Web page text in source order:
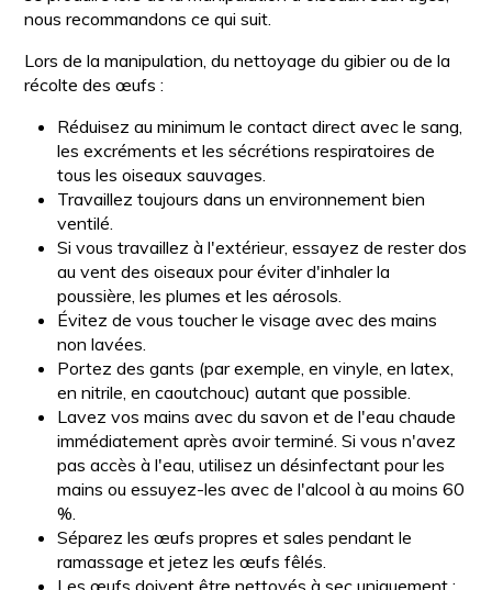
nous recommandons ce qui suit.
Lors de la manipulation, du nettoyage du gibier ou de la
récolte des œufs :
Réduisez au minimum le contact direct avec le sang,
les excréments et les sécrétions respiratoires de
tous les oiseaux sauvages.
Travaillez toujours dans un environnement bien
ventilé.
Si vous travaillez à l'extérieur, essayez de rester dos
au vent des oiseaux pour éviter d'inhaler la
poussière, les plumes et les aérosols.
Évitez de vous toucher le visage avec des mains
non lavées.
Portez des gants (par exemple, en vinyle, en latex,
en nitrile, en caoutchouc) autant que possible.
Lavez vos mains avec du savon et de l'eau chaude
immédiatement après avoir terminé. Si vous n'avez
pas accès à l'eau, utilisez un désinfectant pour les
mains ou essuyez-les avec de l'alcool à au moins 60
%.
Séparez les œufs propres et sales pendant le
ramassage et jetez les œufs fêlés.